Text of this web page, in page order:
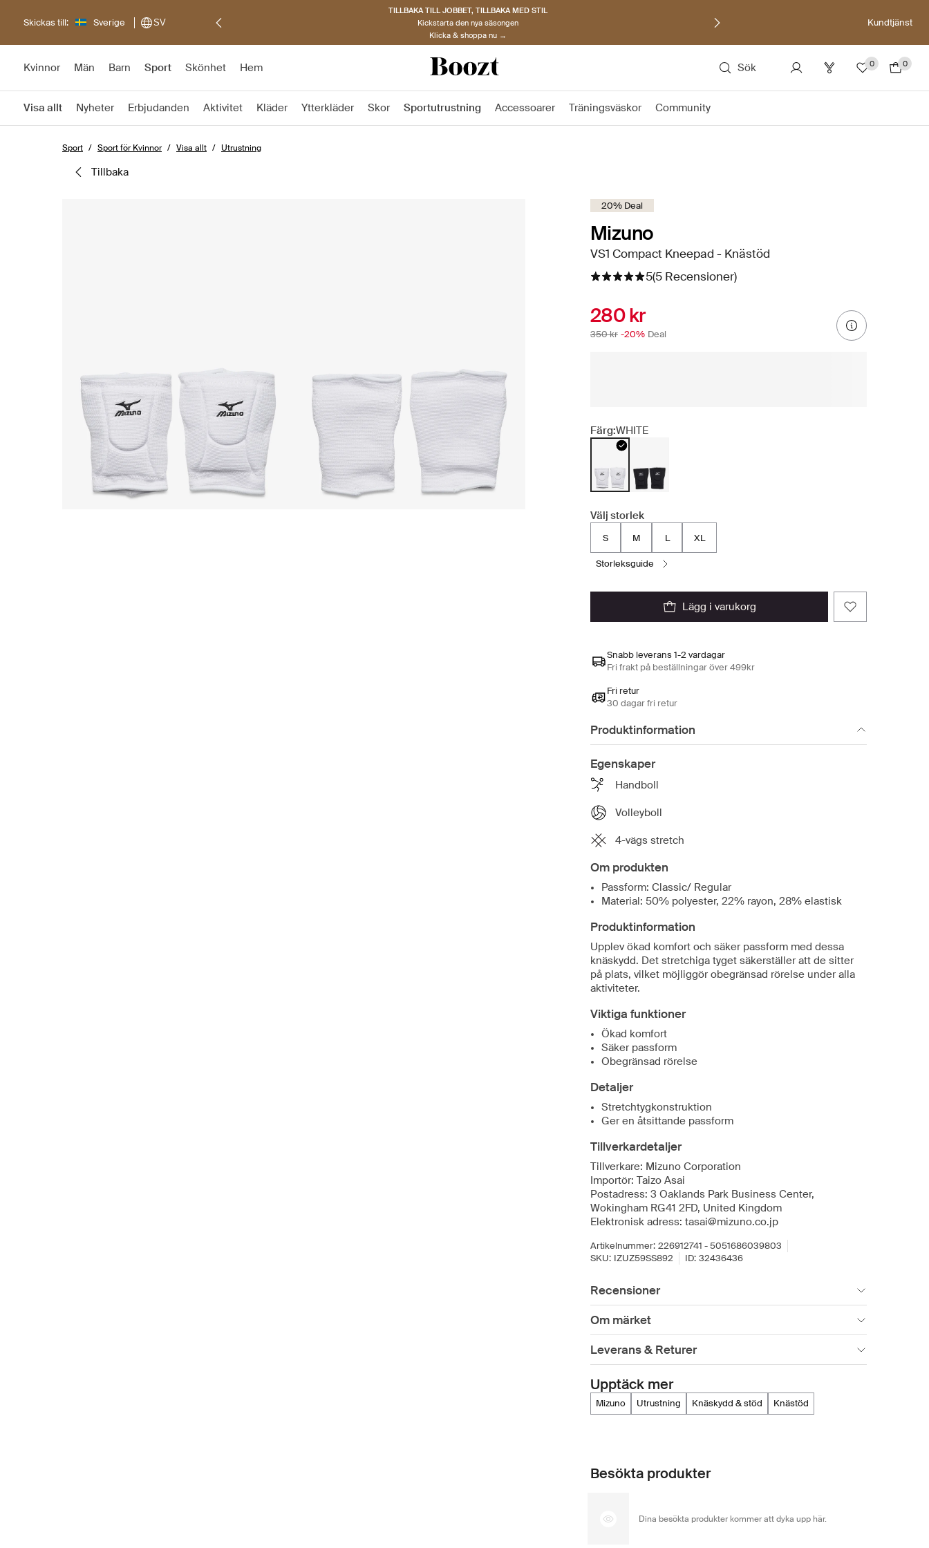
Skickas till: Sverige SV
TILLBAKA TILL JOBBET, TILLBAKA MED STIL
Kickstarta den nya säsongen
Klicka & shoppa nu →
Kundtjänst
Kvinnor Män Barn Sport Skönhet Hem Sök 0 0
Visa allt Nyheter Erbjudanden Aktivitet Kläder Ytterkläder Skor Sportutrustning Accessoarer Träningsväskor Community
Sport Sport för Kvinnor Visa allt Utrustning
tillbaka
20% Deal
Mizuno
VS1 Compact Kneepad - Knästöd
5(5 Recensioner)
280 kr
350 kr -20% Deal
Färg:WHITE
Välj storlek
S M L XL
storleksguide
lägg i varukorg
Snabb leverans 1-2 vardagar
Fri frakt på beställningar över 499kr
Fri retur
30 dagar fri retur
Produktinformation
Egenskaper
Handboll
Volleyboll
4-vägs stretch
Om produkten
Passform: Classic/ Regular
Material: 50% polyester, 22% rayon, 28% elastisk
Produktinformation
Upplev ökad komfort och säker passform med dessa
knäskydd. Det stretchiga tyget säkerställer att de sitter
på plats, vilket möjliggör obegränsad rörelse under alla
aktiviteter.
Viktiga funktioner
Ökad komfort
Säker passform
Obegränsad rörelse
Detaljer
Stretchtygkonstruktion
Ger en åtsittande passform
Tillverkardetaljer
Tillverkare: Mizuno Corporation
Importör: Taizo Asai
Postadress: 3 Oaklands Park Business Center,
Wokingham RG41 2FD, United Kingdom
Elektronisk adress: tasai@mizuno.co.jp
Artikelnummer: 226912741 - 5051686039803
SKU: IZUZ59SS892 ID: 32436436
Recensioner
Om märket
Leverans & Returer
Upptäck mer
mizuno utrustning knäskydd & stöd knästöd
Besökta produkter
Dina besökta produkter kommer att dyka upp här.